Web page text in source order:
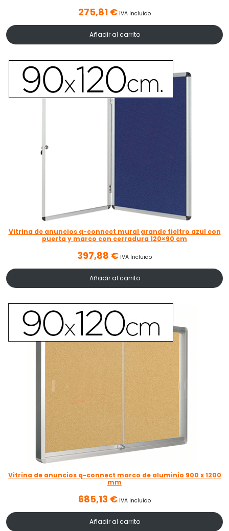
275,81 € IVA Incluido
Añadir al carrito
Vitrina de anuncios q-connect mural grande fieltro azul con
puerta y marco con cerradura 120×90 cm
397,88 € IVA Incluido
Añadir al carrito
Vitrina de anuncios q-connect marco de aluminio 900 x 1200
mm
685,13 € IVA Incluido
Añadir al carrito